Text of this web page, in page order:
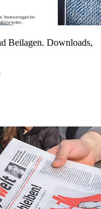
Beilagen. Downloads,